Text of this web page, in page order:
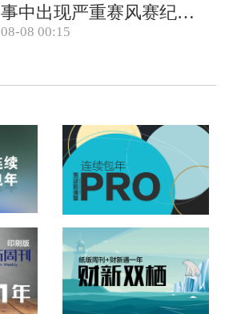
事中出现严重赛风赛纪问
题，乒协发文
08-08 00:15